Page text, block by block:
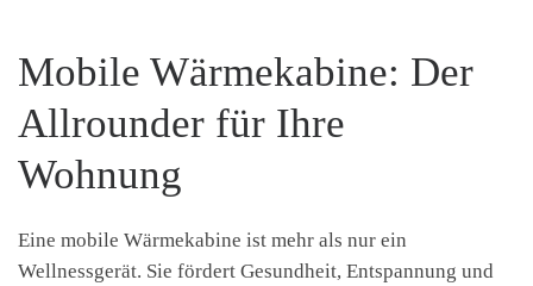
Mobile Wärmekabine: Der
Allrounder für Ihre
Wohnung
Eine mobile Wärmekabine ist mehr als nur ein
Wellnessgerät. Sie fördert Gesundheit, Entspannung und